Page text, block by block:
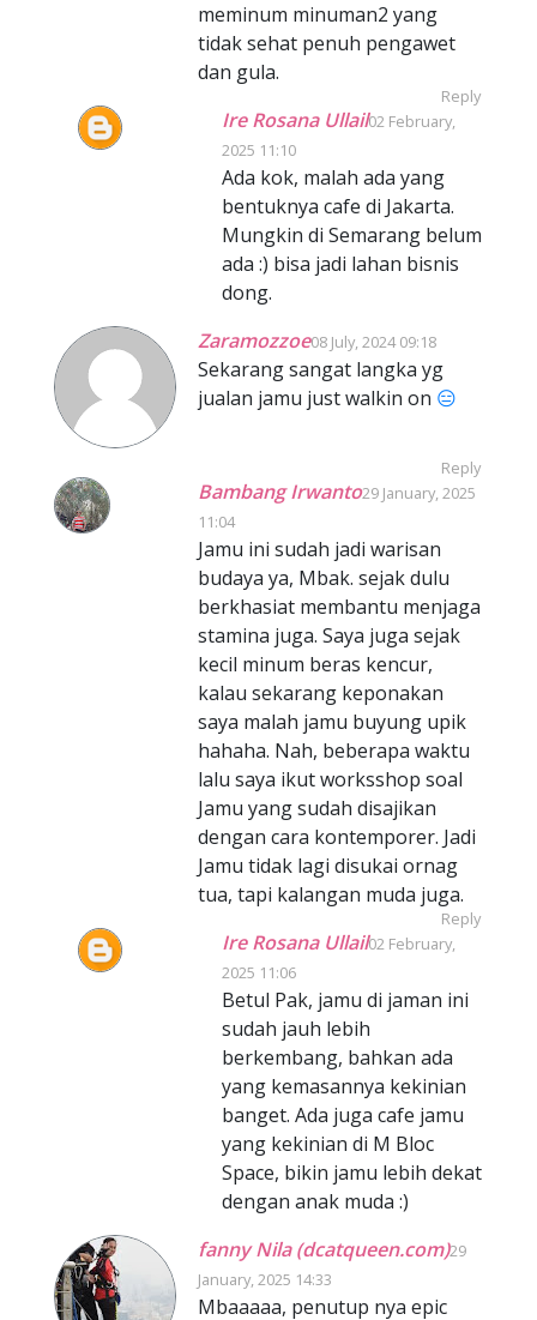
meminum minuman2 yang
tidak sehat penuh pengawet
dan gula.
Reply
Ire Rosana Ullail02 February,
2025 11:10
Ada kok, malah ada yang
bentuknya cafe di Jakarta.
Mungkin di Semarang belum
ada :) bisa jadi lahan bisnis
dong.
Zaramozzoe08 July, 2024 09:18
Sekarang sangat langka yg
jualan jamu just walkin on 😑
Reply
Bambang Irwanto29 January, 2025
11:04
Jamu ini sudah jadi warisan
budaya ya, Mbak. sejak dulu
berkhasiat membantu menjaga
stamina juga. Saya juga sejak
kecil minum beras kencur,
kalau sekarang keponakan
saya malah jamu buyung upik
hahaha. Nah, beberapa waktu
lalu saya ikut worksshop soal
Jamu yang sudah disajikan
dengan cara kontemporer. Jadi
Jamu tidak lagi disukai ornag
tua, tapi kalangan muda juga.
Reply
Ire Rosana Ullail02 February,
2025 11:06
Betul Pak, jamu di jaman ini
sudah jauh lebih
berkembang, bahkan ada
yang kemasannya kekinian
banget. Ada juga cafe jamu
yang kekinian di M Bloc
Space, bikin jamu lebih dekat
dengan anak muda :)
fanny Nila (dcatqueen.com)29
January, 2025 14:33
Mbaaaaa, penutup nya epic